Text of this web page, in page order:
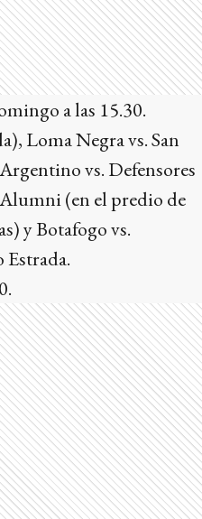
a las 15.30.
Loma Negra vs. San
vs. Defensores
(en el predio de
y Botafogo vs.